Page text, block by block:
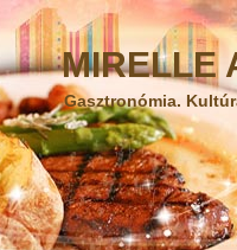
MIRELLE
Gasztronómia.